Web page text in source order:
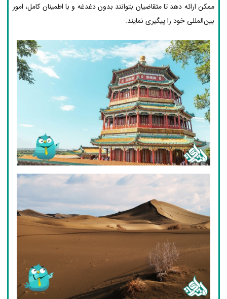
ممکن ارائه دهد تا متقاضیان بتوانند بدون دغدغه و با اطمینان کامل، امور
بین‌المللی خود را پیگیری نمایند.